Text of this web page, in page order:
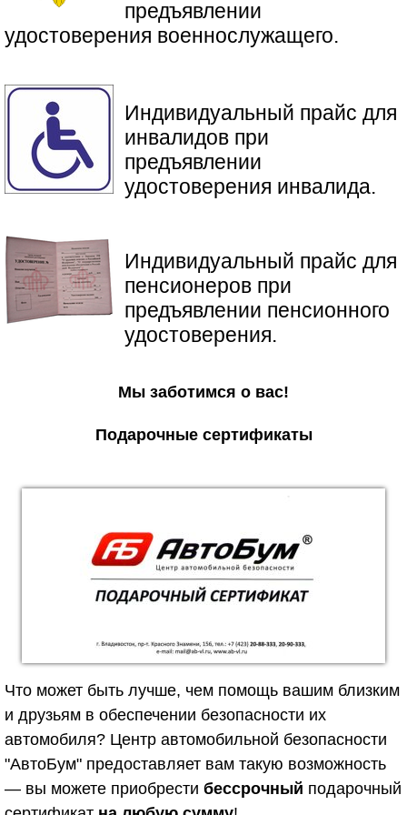
предъявлении
удостоверения военнослужащего.
Индивидуальный прайс для
инвалидов при
предъявлении
удостоверения инвалида.
​Индивидуальный прайс для
пенсионеров при
предъявлении пенсионного
удостоверения.
Мы заботимся о вас!
Подарочные сертификаты
Что может быть лучше, чем помощь вашим близким
и друзьям в обеспечении безопасности их
автомобиля? Центр автомобильной безопасности
"АвтоБум" предоставляет вам такую возможность
— вы можете приобрести бессрочный подарочный